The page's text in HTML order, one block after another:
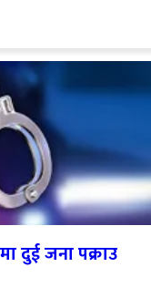
दुई जना पक्राउ